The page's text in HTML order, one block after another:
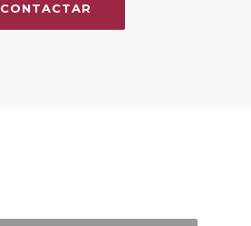
CONTACTAR